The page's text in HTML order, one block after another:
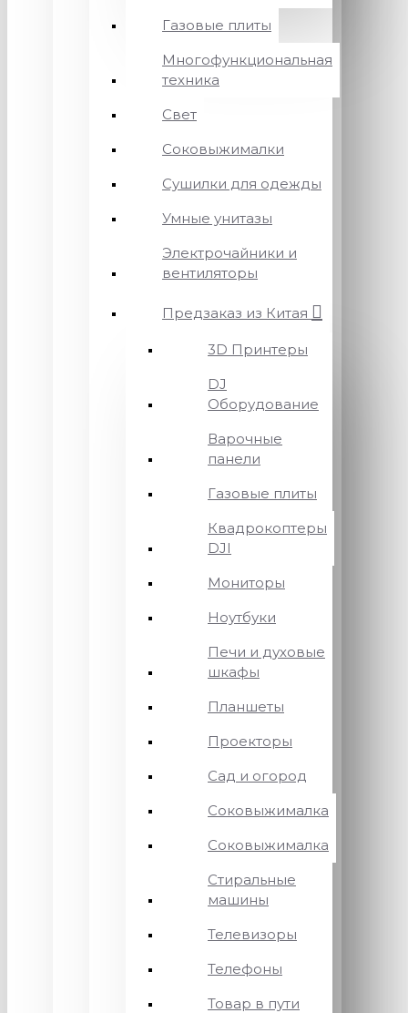
Газовые плиты
Многофункциональная
техника
Свет
Соковыжималки
Сушилки для одежды
Умные унитазы
Электрочайники и
вентиляторы
Предзаказ из Китая
3D Принтеры
DJ
Оборудование
Варочные
панели
Газовые плиты
Квадрокоптеры
DJI
Мониторы
Ноутбуки
Печи и духовые
шкафы
Планшеты
Проекторы
Сад и огород
Соковыжималка
Соковыжималка
Стиральные
машины
Телевизоры
Телефоны
Товар в пути